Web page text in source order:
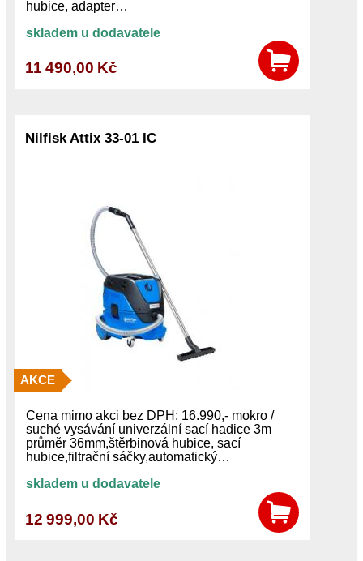
hubice, adapter…
skladem u dodavatele
11 490,00 Kč
Nilfisk Attix 33-01 IC
AKCE
Cena mimo akci bez DPH: 16.990,- mokro /
suché vysávání univerzální sací hadice 3m
průměr 36mm,štěrbinová hubice, sací
hubice,filtrační sáčky,automatický…
skladem u dodavatele
12 999,00 Kč